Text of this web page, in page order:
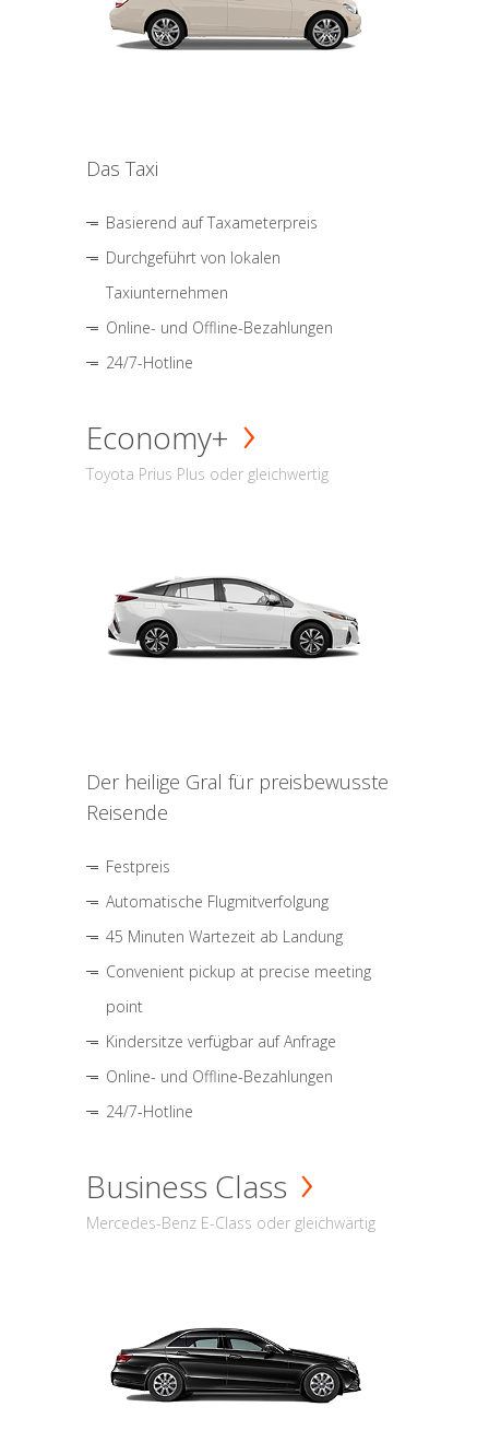
Das Taxi
Basierend auf Taxameterpreis
Durchgeführt von lokalen
Taxiunternehmen
Online- und Offline-Bezahlungen
24/7-Hotline
Economy+
Toyota Prius Plus oder gleichwertig
Der heilige Gral für preisbewusste
Reisende
Festpreis
Automatische Flugmitverfolgung
45 Minuten Wartezeit ab Landung
Convenient pickup at precise meeting
point
Kindersitze verfügbar auf Anfrage
Online- und Offline-Bezahlungen
24/7-Hotline
Business Class
Mercedes-Benz E-Class oder gleichwärtig